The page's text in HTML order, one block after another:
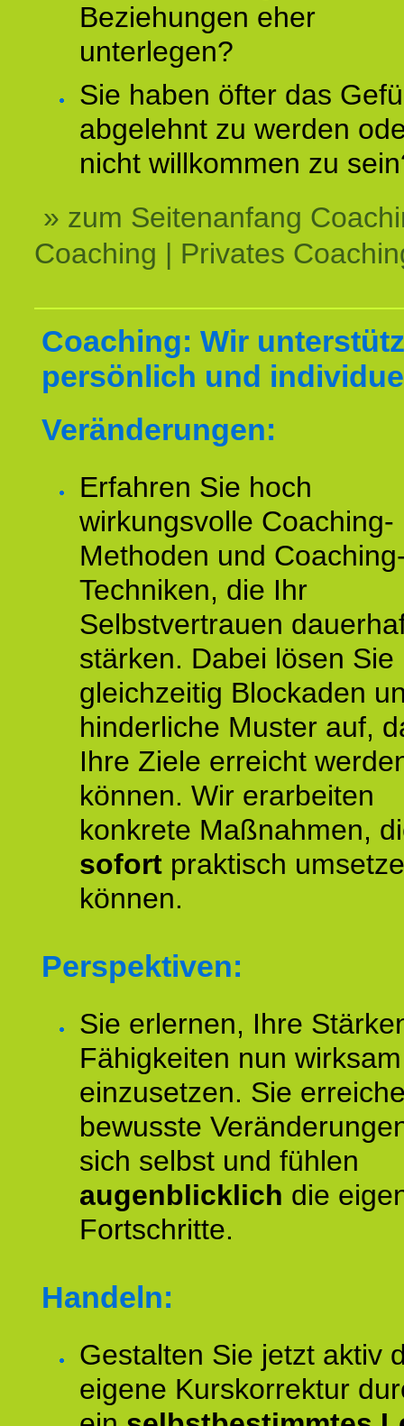
Beziehungen eher
unterlegen?
Sie haben öfter das
abgelehnt zu werden
nicht willkommen zu
» zum Seitenanfang
Coaching | Privates
Coaching: Wir
persönlich und
Veränderungen:
Erfahren Sie hoch
wirkungsvolle Coaching-
Methoden und
Techniken, die Ihr
Selbstvertrauen
stärken. Dabei lösen Sie
gleichzeitig Blockaden
hinderliche Muster auf,
Ihre Ziele erreicht
können. Wir erarbeiten
konkrete Maßnahmen,
sofort praktisch
können.
Perspektiven:
Sie erlernen, Ihre
Fähigkeiten nun wirksam
einzusetzen. Sie
bewusste
sich selbst und fühlen
augenblicklich die
Fortschritte.
Handeln:
Gestalten Sie jetzt aktiv
eigene Kurskorrektur